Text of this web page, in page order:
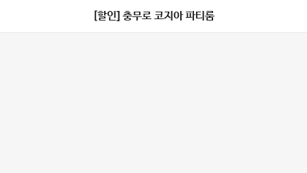
[할인] 충무로 코지아 파티룸